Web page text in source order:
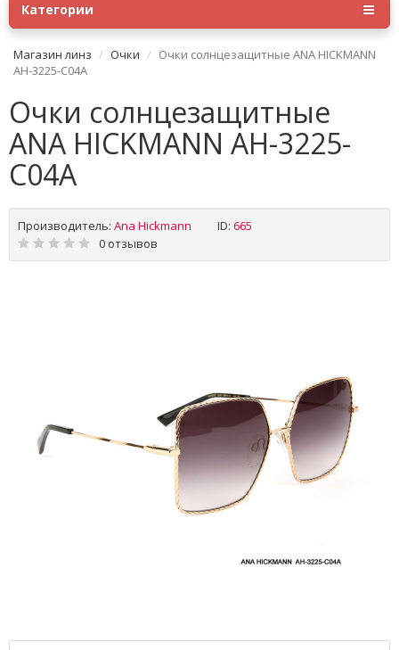
Категории
Магазин линз Очки
Очки солнцезащитные ANA HICKMANN
AH-3225-C04A
Очки солнцезащитные
ANA HICKMANN AH-3225-
C04A
Производитель: Ana Hickmann ID: 665
0 отзывов